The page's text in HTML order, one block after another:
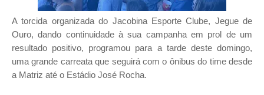
A torcida organizada do Jacobina Esporte Clube, Jegue de
Ouro, dando continuidade à sua campanha em prol de um
resultado positivo, programou para a tarde deste domingo,
uma grande carreata que seguirá com o ônibus do time desde
a Matriz até o Estádio José Rocha.